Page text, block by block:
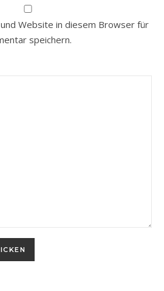
Website in diesem Browser für
speichern.